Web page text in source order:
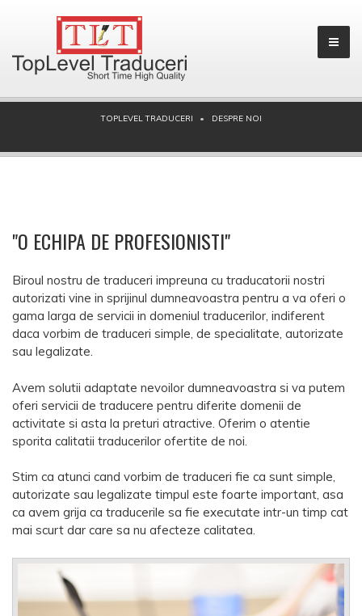
TOPLEVEL TRADUCERI DESPRE NOI
"O ECHIPA DE PROFESIONISTI"
Biroul nostru de traduceri impreuna cu traducatorii nostri
autorizati vine in sprijinul dumneavoastra pentru a va oferi o
gama larga de servicii in domeniul traducerilor, indiferent
daca vorbim de traduceri simple, de specialitate, autorizate
sau legalizate.
Avem solutii adaptate nevoilor dumneavoastra si va putem
oferi servicii de traducere pentru diferite domenii de
activitate si asta la preturi atractive. Oferim o atentie
sporita calitatii traducerilor ofertite de noi.
Stim ca atunci cand vorbim de traduceri fie ca sunt simple,
autorizate sau legalizate timpul este foarte important, asa
ca avem grija ca traducerile sa fie executate intr-un timp cat
mai scurt dar care sa nu afecteze calitatea.